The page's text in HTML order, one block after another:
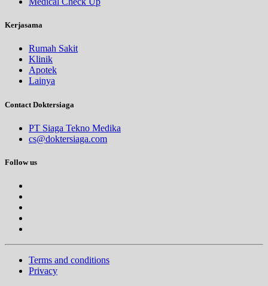
Kerjasama
Rumah Sakit
Klinik
Apotek
Lainya
Contact Doktersiaga
PT Siaga Tekno Medika
cs@doktersiaga.com
Follow us
Terms and conditions
Privacy